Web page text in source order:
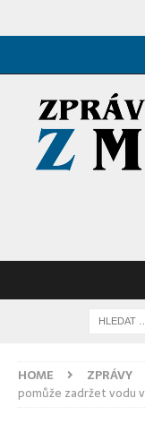
HOME ZPRÁVY
pomůže zadržet vodu